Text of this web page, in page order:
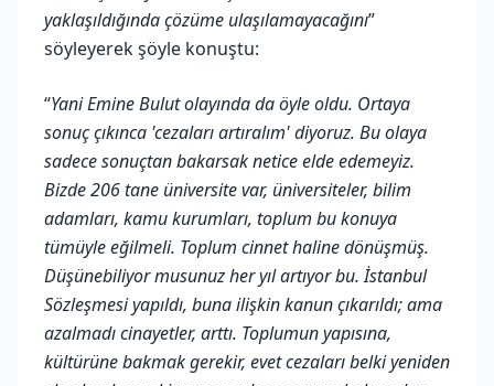
yaklaşıldığında çözüme ulaşılamayacağını”
söyleyerek şöyle konuştu:
“Yani Emine Bulut olayında da öyle oldu. Ortaya
sonuç çıkınca 'cezaları artıralım' diyoruz. Bu olaya
sadece sonuçtan bakarsak netice elde edemeyiz.
Bizde 206 tane üniversite var, üniversiteler, bilim
adamları, kamu kurumları, toplum bu konuya
tümüyle eğilmeli. Toplum cinnet haline dönüşmüş.
Düşünebiliyor musunuz her yıl artıyor bu. İstanbul
Sözleşmesi yapıldı, buna ilişkin kanun çıkarıldı; ama
azalmadı cinayetler, arttı. Toplumun yapısına,
kültürüne bakmak gerekir, evet cezaları belki yeniden